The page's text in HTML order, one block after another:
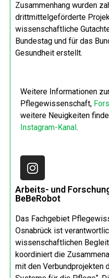
Zusammenhang wurden
drittmittelgeförderte
wissenschaftliche
Bundestag und für das
Gesundheit erstellt.
Weitere Informationen
Pflegewissenschaft,
weitere Neuigkeiten
Instagram-Kanal .
Arbeits- und
BeBeRobot
Das Fachgebiet
Osnabrück ist
wissenschaftlichen
koordiniert die
mit den Verbundprojekten